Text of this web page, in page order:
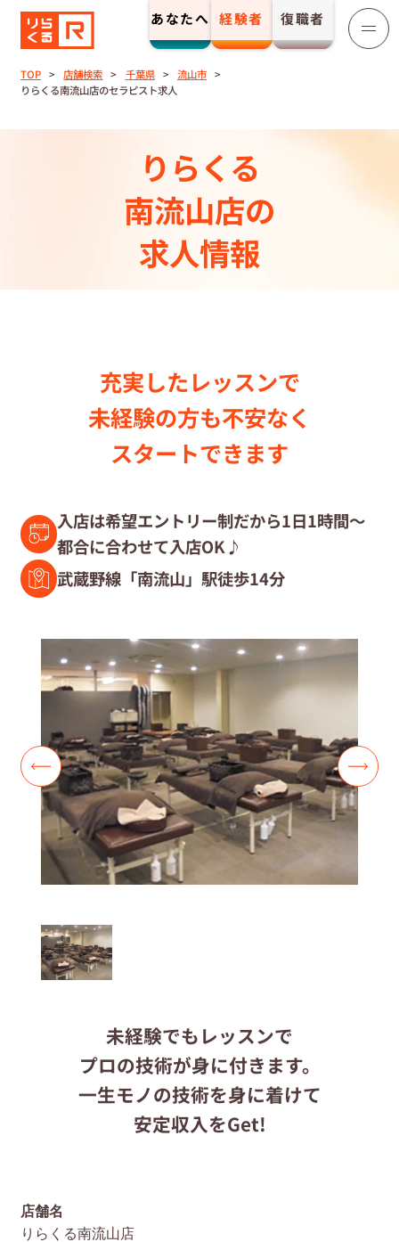
あなたへ 経験者 復職者
りらくる
セラピスト募集
セラピストストーリー⼀覧
収⼊とサポート
トレーニングセンター一覧
セラピスト募集中の店舗検索
復職セラピスト募集
コラム一覧
よくあるご質問
応募する
TOP 店舗検索 千葉県
流山市
りらくる南流山店のセラピスト求人
りらくる
南流山店の
求人情報
充実したレッスンで
未経験の⽅も不安なく
スタートできます
入店は希望エントリー制だから1日1時間～
都合に合わせて入店OK♪
武蔵野線「南流山」駅徒歩14分
未経験でもレッスンで
プロの技術が身に付きます。
一生モノの技術を身に着けて
安定収入をGet!
店舗名
りらくる南流山店